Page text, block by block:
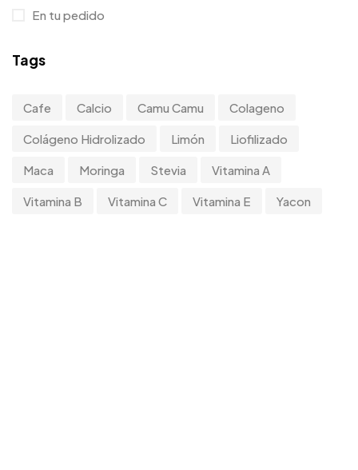
En tu pedido
Tags
Cafe Calcio Camu Camu Colageno
Colágeno Hidrolizado Limón Liofilizado
Maca Moringa Stevia Vitamina A
Vitamina B Vitamina C Vitamina E Yacon